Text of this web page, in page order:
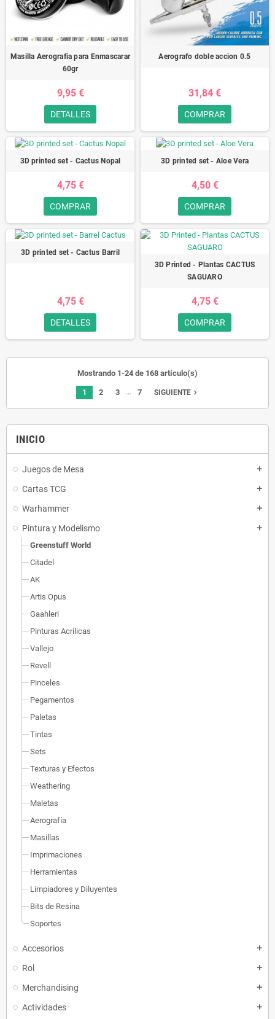
INICIO
Juegos de Mesa add
Cartas TCG add
Warhammer add
Pintura y Modelismo add
Greenstuff World
Citadel
AK
Artis Opus
Gaahleri
Pinturas Acrílicas
Vallejo
Revell
Pinceles
Pegamentos
Paletas
Tintas
Sets
Texturas y Efectos
Weathering
Maletas
Aerografía
Masillas
Imprimaciones
Herramientas
Limpiadores y Diluyentes
Bits de Resina
Soportes
Accesorios add
Rol add
Merchandising add
Actividades add
Masilla Aerografia para Enmascarar
60gr
9,95 €
DETALLES
Aerografo doble accion 0.5
31,84 €
COMPRAR
3D printed set - Cactus Nopal
4,75 €
COMPRAR
3D printed set - Aloe Vera
4,50 €
COMPRAR
3D printed set - Cactus Barril
4,75 €
DETALLES
3D Printed - Plantas CACTUS
SAGUARO
4,75 €
COMPRAR
Mostrando 1-24 de 168 artículo(s)
1 2 3 … 7 SIGUIENTEnavigate_next